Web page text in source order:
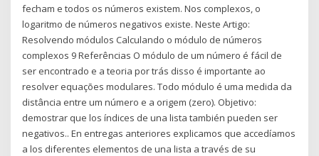
fecham e todos os números existem. Nos complexos, o
logaritmo de números negativos existe. Neste Artigo:
Resolvendo módulos Calculando o módulo de números
complexos 9 Referências O módulo de um número é fácil de
ser encontrado e a teoria por trás disso é importante ao
resolver equações modulares. Todo módulo é uma medida da
distância entre um número e a origem (zero). Objetivo:
demostrar que los índices de una lista también pueden ser
negativos.. En entregas anteriores explicamos que accedíamos
a los diferentes elementos de una lista a través de su